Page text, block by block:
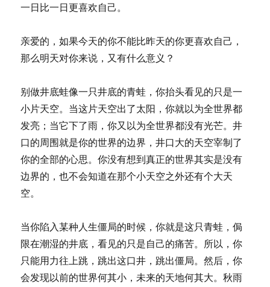
一日比一日更喜欢自己。
亲爱的，如果今天的你不能比昨天的你更喜欢自己，
那么明天对你来说，又有什么意义？
别做井底蛙像一只井底的青蛙，你抬头看见的只是一
小片天空。当这片天空出了太阳，你就以为全世界都
发亮；当它下了雨，你又以为全世界都没有光芒。井
口的周围就是你的世界的边界，井口大的天空宰制了
你的全部的心思。你没有想到真正的世界其实是没有
边界的，也不会知道在那个小天空之外还有个大天
空。
当你陷入某种人生僵局的时候，你就是这只青蛙，侷
限在潮湿的井底，看见的只是自己的痛苦。所以，你
只能用力往上跳，跳出这口井，跳出僵局。然后，你
会发现以前的世界何其小，未来的天地何其大。秋雨